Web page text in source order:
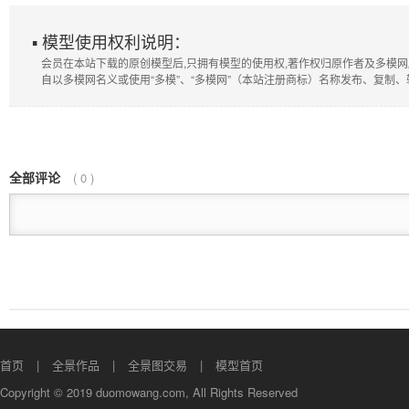
▪ 模型使用权利说明：
会员在本站下载的原创模型后,只拥有模型的使用权,著作权归原作者及多模
自以多模网名义或使用“多模”、“多模网”（本站注册商标）名称发布、复
全部评论 ( 0 )
首页 全景作品 全景图交易
模型首页
Copyright © 2019 duomowang.com, All Rights Reserved